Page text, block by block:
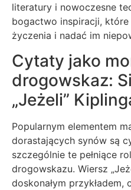
literatury i nowoczesne
bogactwo inspiracji,
życzenia i nadać im
Cytaty jako
drogowskaz:
„Jeżeli”
Popularnym elementem
dorastających synów są
szczególnie te pełniące
drogowskazu. Wiersz
doskonałym